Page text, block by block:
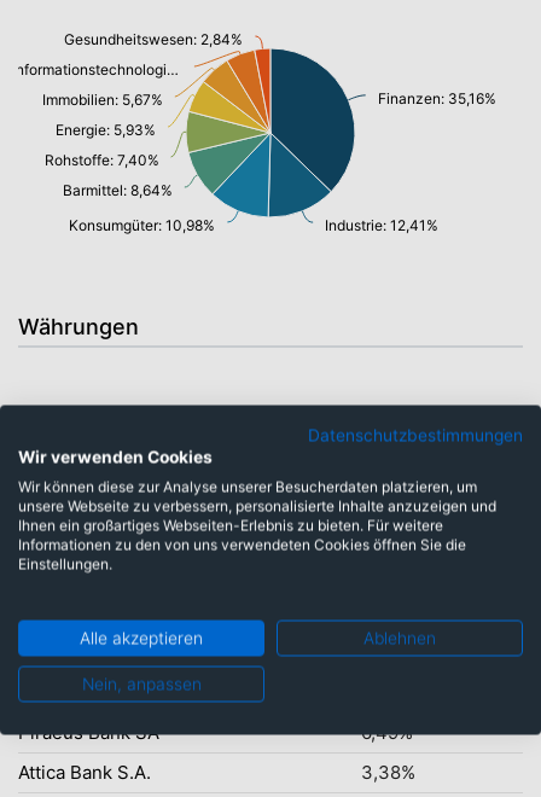
Finanzen: 35,16%
Industrie: 12,41%
Konsumgüter: 10,98%
Barmittel: 8,64%
Rohstoffe: 7,40%
Energie: 5,93%
Immobilien: 5,67%
Informationstechnologie/ Telekommunikation: 5,30%
Gesundheitswesen: 2,84%
Währungen
Euro: 24,11%
Kasachischer Tenge: 4,07%
Saudi-Arabischer Saudi Riyal: 3,71%
Top-Ten Titel
Piraeus Bank SA
6,49%
Attica Bank S.A.
3,38%
Datenschutzbestimmungen
Wir verwenden Cookies
Wir können diese zur Analyse unserer Besucherdaten platzieren, um
unsere Webseite zu verbessern, personalisierte Inhalte anzuzeigen und
Ihnen ein großartiges Webseiten-Erlebnis zu bieten. Für weitere
Informationen zu den von uns verwendeten Cookies öffnen Sie die
Einstellungen.
Alle akzeptieren Ablehnen
Nein, anpassen